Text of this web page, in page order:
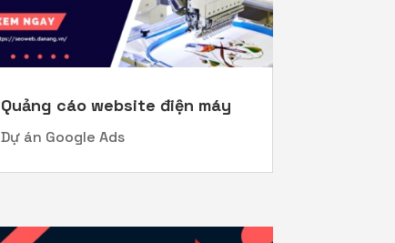
Quảng cáo website điện máy
Dự án Google Ads